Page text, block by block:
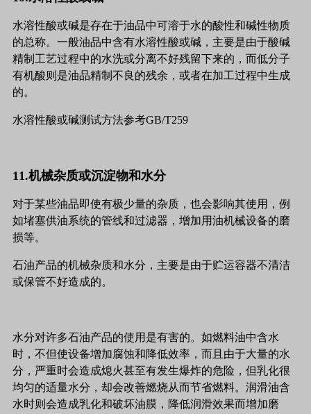
水溶性酸或碱是存在于油品中可溶于水的酸性和碱性物质
的总称。一般油品中含有水溶性酸或碱，主要是由于酸碱
精制工艺过程中的水洗或分离不好残留下来的，而低分子
有机酸则是油品精制不良的残余，或者在加工过程中生成
的。
水溶性酸或碱测试方法参考GB/T259
11.机械杂质或沉淀物和水分
对于某些油品即使有极少量的杂质，也会影响其使用，例
如堵塞供油系统的管线和过滤器，增加用油机械设备的磨
损等。
石油产品的机械杂质和水分，主要是由于贮运容器不清洁
或保管不好造成的。
水分对许多石油产品的使用是有害的。如燃料油中含水
时，不但使设备增加腐蚀和降低效率，而且由于大量的水
分，严重时会造成熄火甚至有发生爆炸的危险，但乳化很
均匀的适量水分，却会改善燃烧从而节省燃料。润滑油含
水时则会造成乳化和破坏油膜，降低润滑效果而增加磨